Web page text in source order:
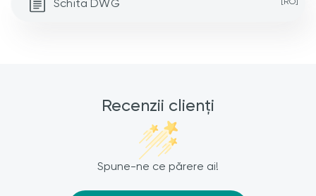
Schita DWG
Recenzii clienți
Spune-ne ce părere ai!